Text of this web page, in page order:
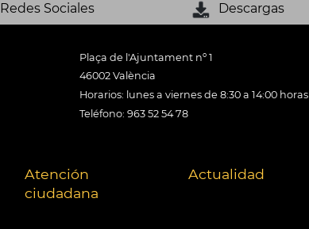
Redes Sociales Descargas
Plaça de l'Ajuntament nº 1
46002 València
Horarios: lunes a viernes de 8:30 a 14:00 horas
Teléfono: 963 52 54 78
Atención
ciudadana
Actualidad